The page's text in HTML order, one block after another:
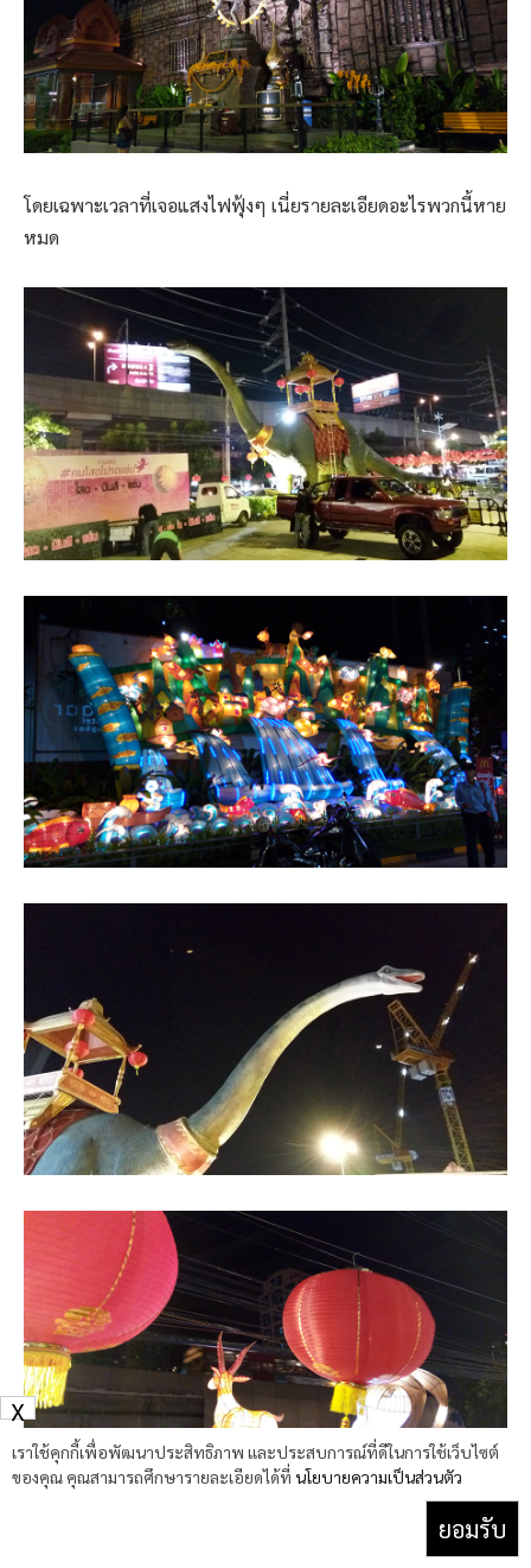
โดยเฉพาะเวลาที่เจอแสงไฟฟุ้งๆ เนี่ยรายละเอียดอะไรพวกนี้หาย
หมด
เราใช้คุกกี้เพื่อพัฒนาประสิทธิภาพ และประสบการณ์ที่ดีในการใช้เว็บไซต์
ของคุณ คุณสามารถศึกษารายละเอียดได้ที่ นโยบายความเป็นส่วนตัว
ยอมรับ
X